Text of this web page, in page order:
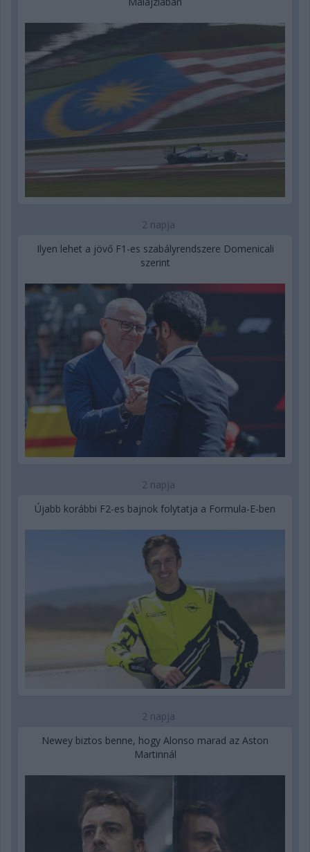
2 napja
Ilyen lehet a jövő F1-es szabályrendszere Domenicali
szerint
2 napja
Újabb korábbi F2-es bajnok folytatja a Formula-E-ben
2 napja
Newey biztos benne, hogy Alonso marad az Aston
Martinnál